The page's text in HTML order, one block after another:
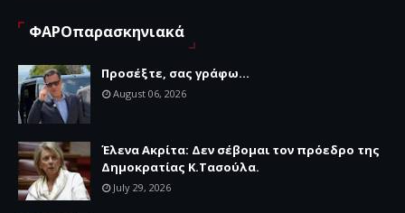
ΦΑΡΟπαρασκηνιακά
Προσέξτε, σας γράφω...
August 06, 2026
Έλενα Ακρίτα: Δεν σέβομαι τον πρόεδρο της
Δημοκρατίας Κ.Τασούλα.
July 29, 2026